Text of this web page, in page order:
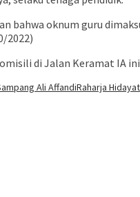
bahwa oknum guru
2022)
di Jalan Keramat
Ali AffandiRaharja Hidayat